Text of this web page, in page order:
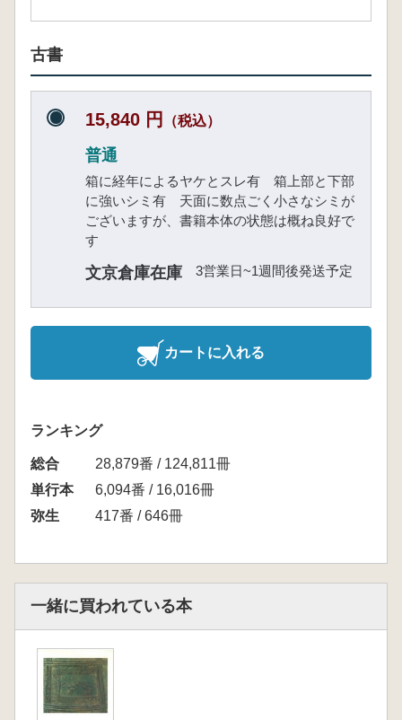
古書
15,840 円 （税込）
普通
箱に経年によるヤケとスレ有 箱上部と下部
に強いシミ有 天面に数点ごく小さなシミが
ございますが、書籍本体の状態は概ね良好で
す
文京倉庫在庫 3営業日~1週間後発送予定
カートに入れる
ランキング
総合
28,879番 / 124,811冊
単行本
6,094番 / 16,016冊
弥生
417番 / 646冊
一緒に買われている本